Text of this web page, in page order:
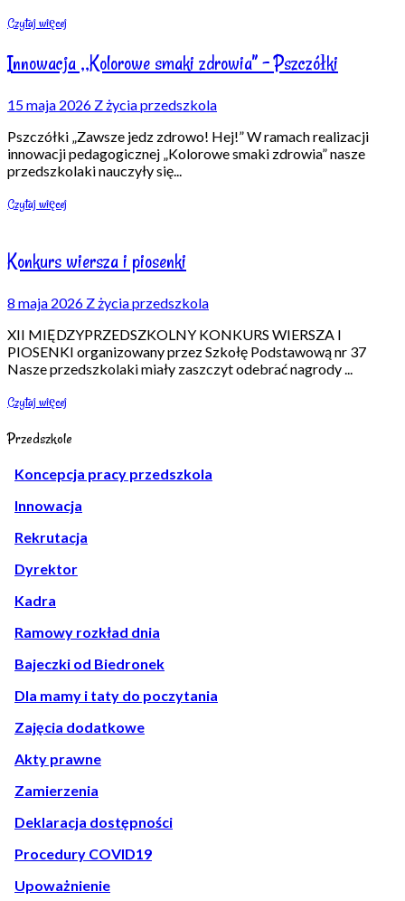
Czytaj więcej
Innowacja ,,Kolorowe smaki zdrowia” – Pszczółki
15 maja 2026 Z życia przedszkola
Pszczółki „Zawsze jedz zdrowo! Hej!” W ramach realizacji
innowacji pedagogicznej „Kolorowe smaki zdrowia” nasze
przedszkolaki nauczyły się...
Czytaj więcej
Konkurs wiersza i piosenki
8 maja 2026 Z życia przedszkola
XII MIĘDZYPRZEDSZKOLNY KONKURS WIERSZA I
PIOSENKI organizowany przez Szkołę Podstawową nr 37
Nasze przedszkolaki miały zaszczyt odebrać nagrody...
Czytaj więcej
Przedszkole
Koncepcja pracy przedszkola
Innowacja
Rekrutacja
Dyrektor
Kadra
Ramowy rozkład dnia
Bajeczki od Biedronek
Dla mamy i taty do poczytania
Zajęcia dodatkowe
Akty prawne
Zamierzenia
Deklaracja dostępności
Procedury COVID19
Upoważnienie